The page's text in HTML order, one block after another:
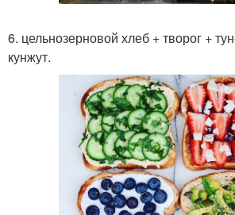
6. цельнозерновой хлеб + творог +
кунжут.